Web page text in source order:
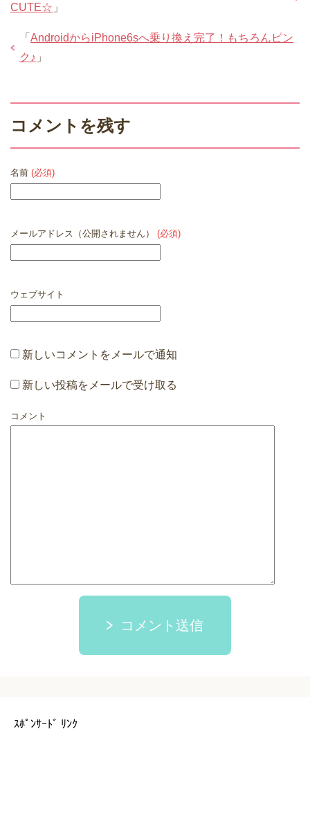
CUTE☆ 」
「 AndroidからiPhone6sへ乗り換え完了！もちろんピン
ク♪ 」
コメントを残す
名前 (必須)
メールアドレス（公開されません） (必須)
ウェブサイト
新しいコメントをメールで通知
新しい投稿をメールで受け取る
コメント
コメント送信
ｽﾎﾟﾝｻｰﾄﾞ ﾘﾝｸ